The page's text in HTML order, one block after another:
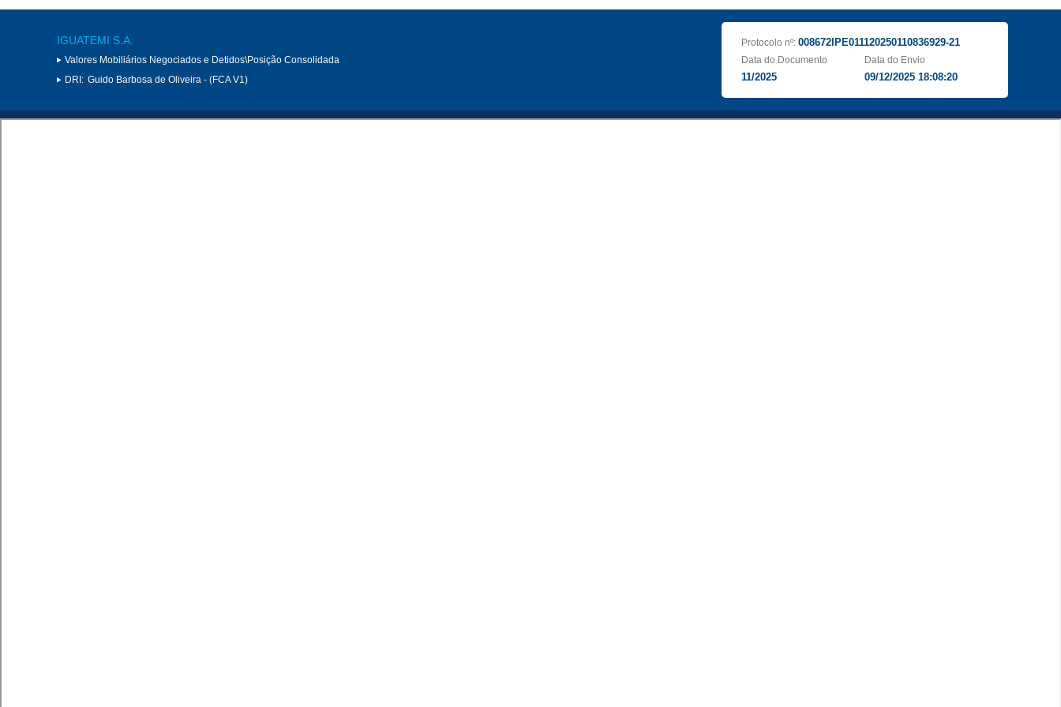
IGUATEMI S.A.
Valores Mobiliários Negociados e Detidos\Posição Consolidada
DRI: Guido Barbosa de Oliveira - (FCA V1)
Protocolo nº: 008672IPE011120250110836929-21
Data do Documento
11/2025
Data do Envio
09/12/2025 18:08:20